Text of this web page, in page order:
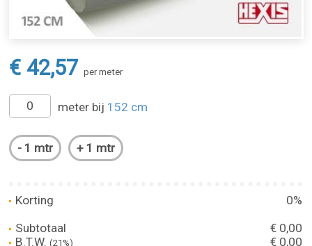
€ 42,57 per meter
meter bij 152 cm
Korting
0%
Subtotaal
€ 0,00
B.T.W.(21%)
€ 0,00